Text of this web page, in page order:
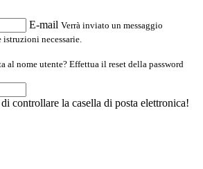
E-mail Verrà inviato un messaggio
necessarie.
al nome utente? Effettua il reset della password
controllare la casella di posta elettronica!